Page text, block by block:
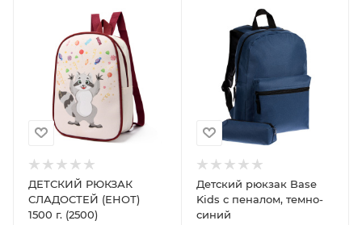
ДЕТСКИЙ РЮКЗАК
СЛАДОСТЕЙ (ЕНОТ)
1500 г. (2500)
Детский рюкзак Base
Kids с пеналом, темно-
синий